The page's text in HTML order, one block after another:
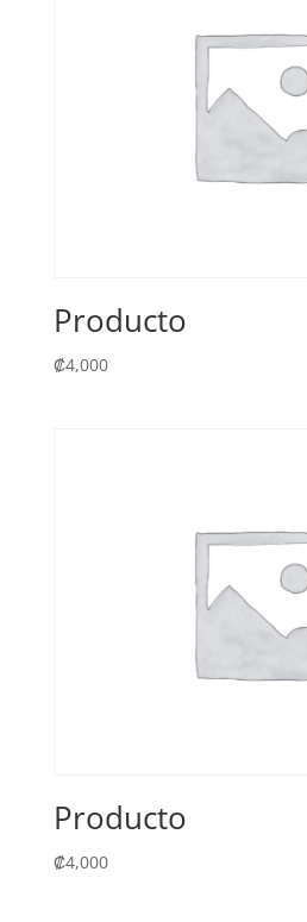
Producto
₡4,000
Producto
₡4,000